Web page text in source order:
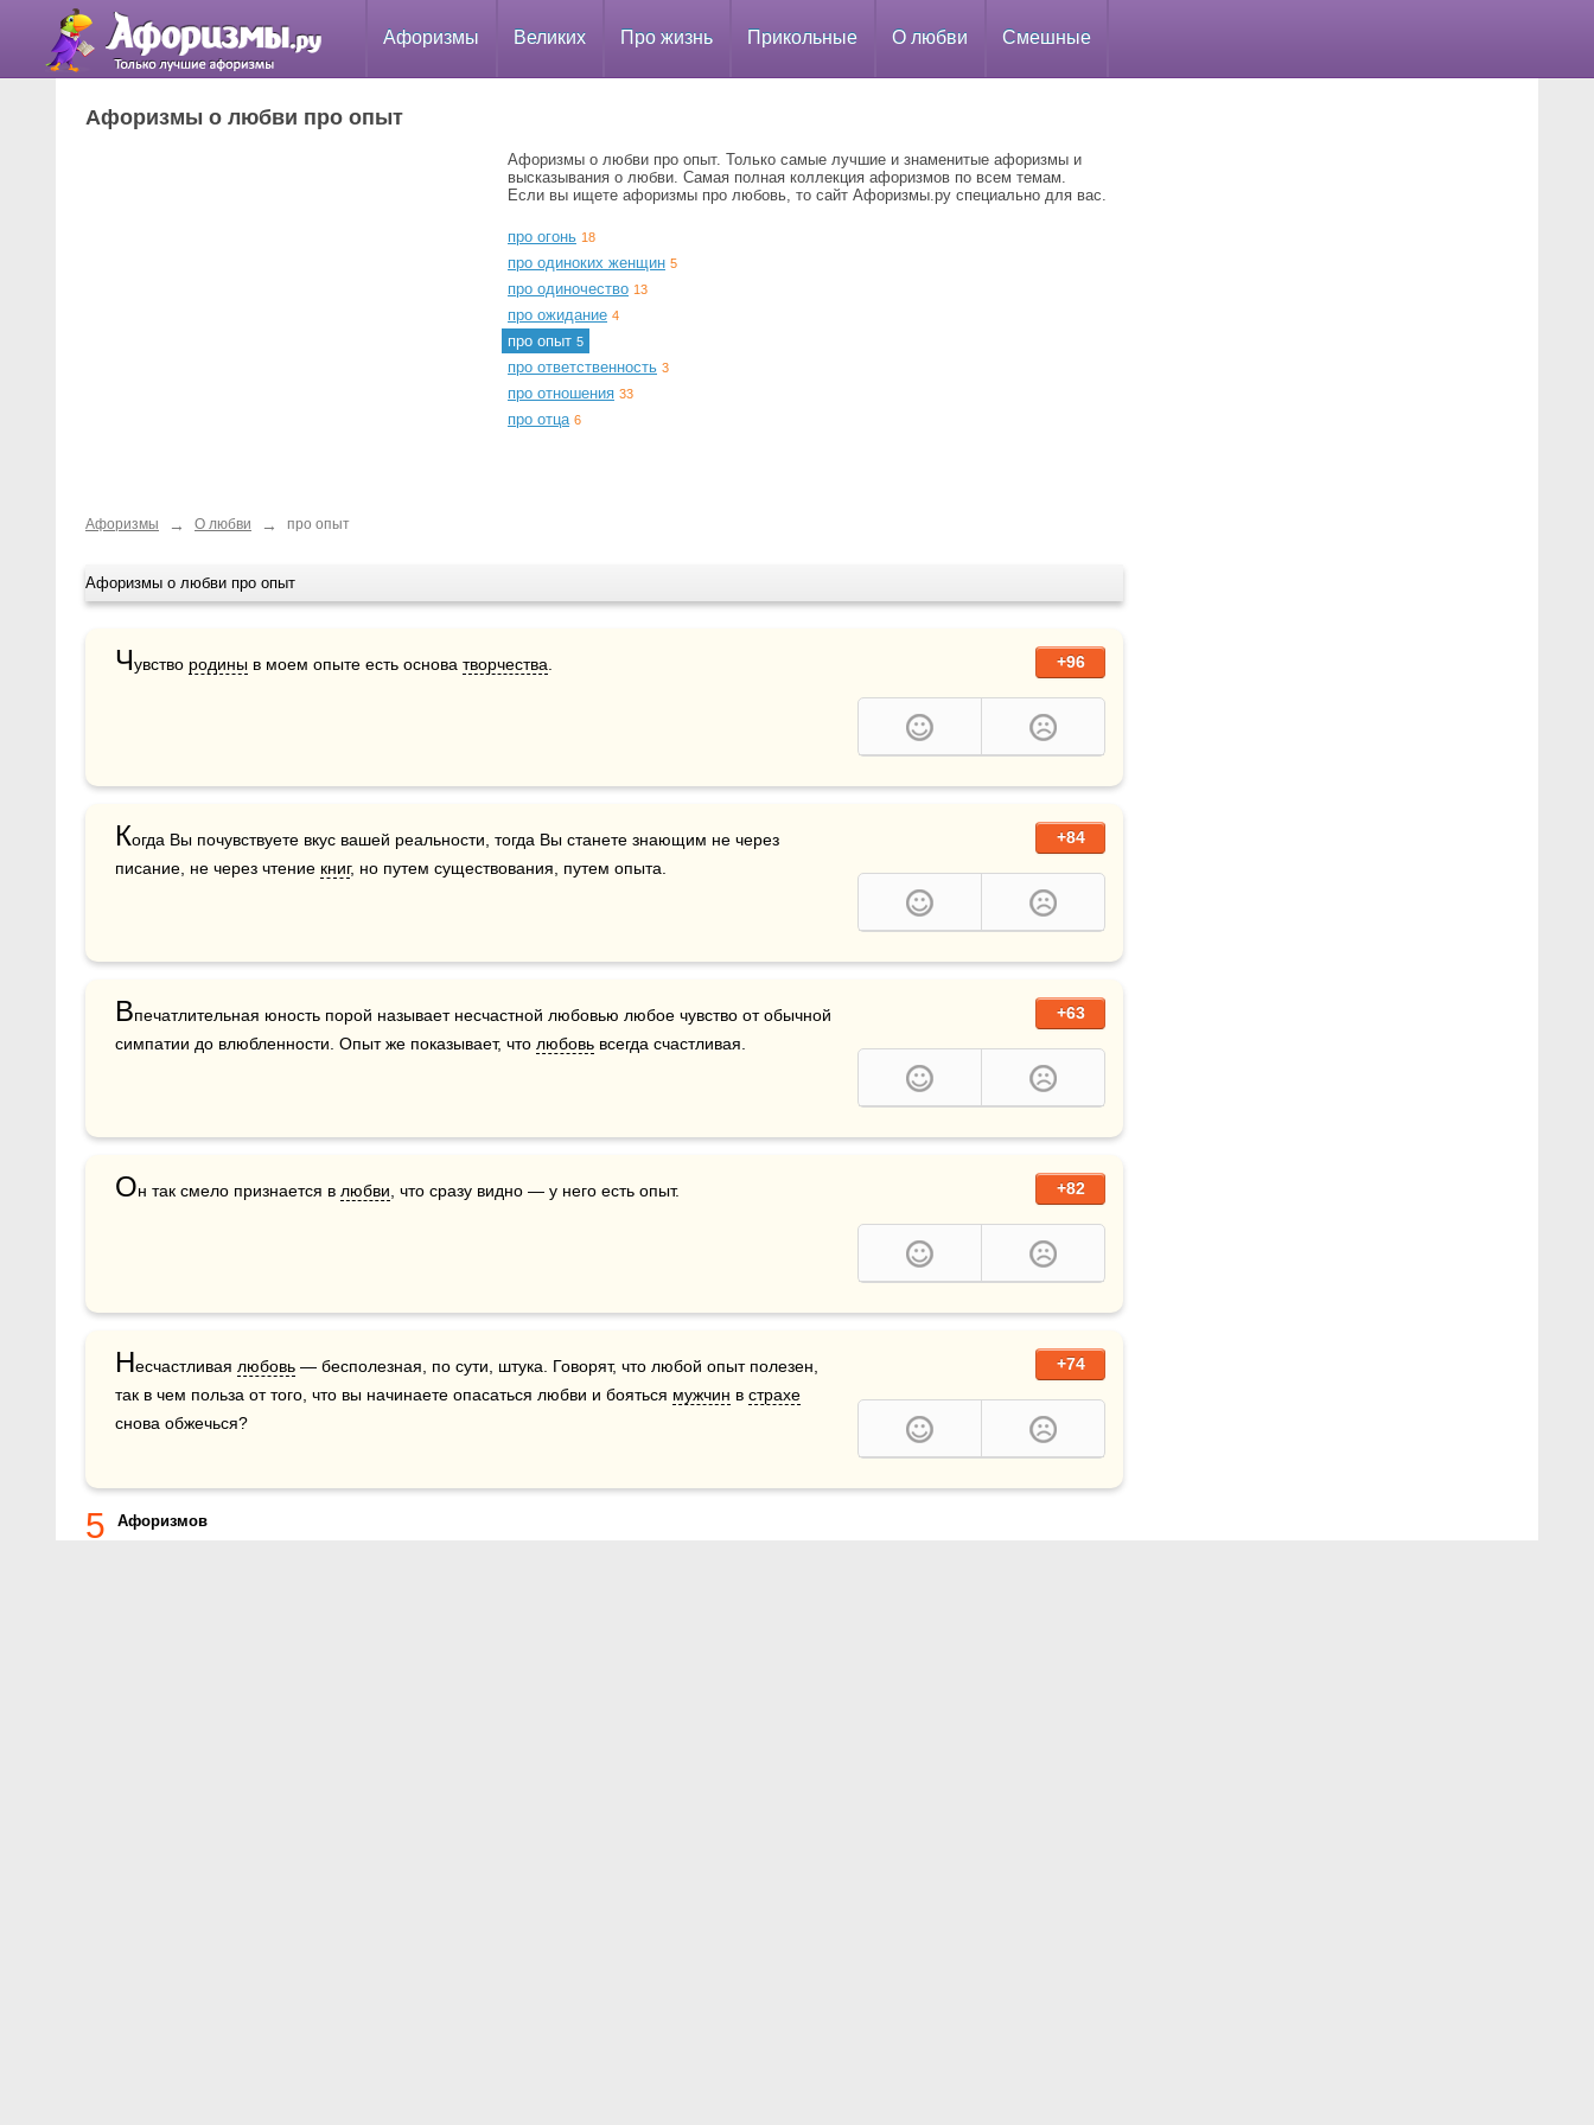
Афоризмы Великих Про жизнь Прикольные О любви Смешные
Афоризмы о любви про опыт
Афоризмы о любви про опыт. Только самые лучшие и знаменитые афоризмы и
высказывания о любви. Самая полная коллекция афоризмов по всем темам.
Если вы ищете афоризмы про любовь, то сайт Афоризмы.ру специально для вас.
про огонь 18
про одиноких женщин 5
про одиночество 13
про ожидание 4
про опыт 5
про ответственность 3
про отношения 33
про отца 6
Афоризмы → О любви → про опыт
Афоризмы о любви про опыт
+96
Чувство родины в моем опыте есть основа творчества
+84
Когда Вы почувствуете вкус вашей реальности, тогда Вы станете знающим не через
писание, не через чтение книг, но путем существования, путем опыта.
+63
Впечатлительная юность порой называет несчастной любовью любое чувство от обычной
симпатии до влюбленности. Опыт же показывает, что любовь всегда счастливая.
+82
Он так смело признается в любви , что сразу видно — у него есть опыт.
+74
Несчастливая любовь — бесполезная, по сути, штука. Говорят, что любой опыт полезен,
так в чем польза от того, что вы начинаете опасаться любви и бояться мужчин в страхе
снова обжечься?
5 Афоризмов